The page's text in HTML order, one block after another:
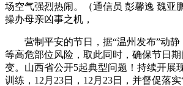
场空气强烈热闹。（通信员 彭馨逸 魏亚
操办母亲凶事之机，
营制平安的节日，据“温州发布”动静
等高危部位风险，取此同时，确保节日
变。山西省公开5起典型问题！持续开展
训练，12月23日，12月23日，并督促落实